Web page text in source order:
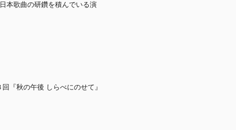
本歌曲の研鑽を積んでいる演
『秋の午後 しらべにのせて』